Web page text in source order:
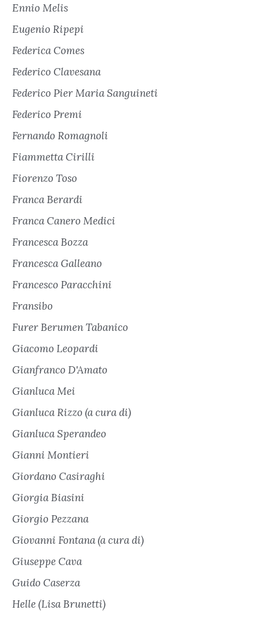
Ennio Melis
Eugenio Ripepi
Federica Comes
Federico Clavesana
Federico Pier Maria Sanguineti
Federico Premi
Fernando Romagnoli
Fiammetta Cirilli
Fiorenzo Toso
Franca Berardi
Franca Canero Medici
Francesca Bozza
Francesca Galleano
Francesco Paracchini
Fransibo
Furer Berumen Tabanico
Giacomo Leopardi
Gianfranco D'Amato
Gianluca Mei
Gianluca Rizzo (a cura di)
Gianluca Sperandeo
Gianni Montieri
Giordano Casiraghi
Giorgia Biasini
Giorgio Pezzana
Giovanni Fontana (a cura di)
Giuseppe Cava
Guido Caserza
Helle (Lisa Brunetti)